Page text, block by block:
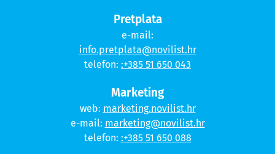
Pretplata
e-mail:
info.pretplata@novilist.hr
telefon: :+385 51 650 043
Marketing
web: marketing.novilist.hr
e-mail: marketing@novilist.hr
telefon: :+385 51 650 088